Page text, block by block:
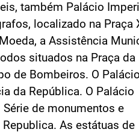
também Palácio
localizado na Praça
a Assistência
situados na Praça da
de Bombeiros. O
da República. O Palácio
Série de monumentos e
As estátuas de